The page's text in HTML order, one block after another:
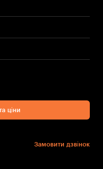
ціни
Замовити дзвінок